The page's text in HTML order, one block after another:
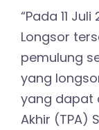
“Pada 11
Longsor
pemulung
yang
yang dapat
Akhir (TPA)